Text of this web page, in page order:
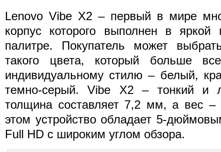
Lenovo Vibe X2 – первый в мире
корпус которого выполнен в яркой
палитре. Покупатель может
такого цвета, который больше
индивидуальному стилю – белый,
темно-серый. Vibe X2 – тонкий и
толщина составляет 7,2 мм, а вес –
этом устройство обладает 5-
Full HD с широким углом обзора.